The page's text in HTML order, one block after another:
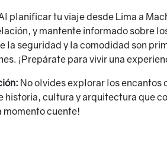
planificar tu viaje desde Lima a
y mantente informado sobre
la seguridad y la comodidad son
¡Prepárate para vivir una
No olvides explorar los encantos
historia, cultura y arquitectura que
momento cuente!